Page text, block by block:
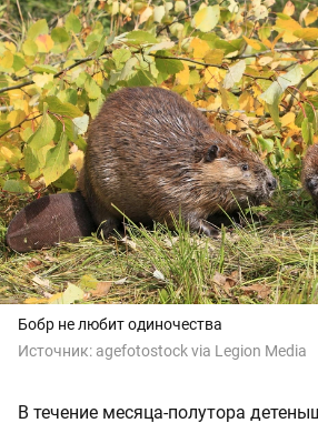
Бобр не любит одиночества
Источник: agefotostock via Legion Media
В течение месяца-полутора